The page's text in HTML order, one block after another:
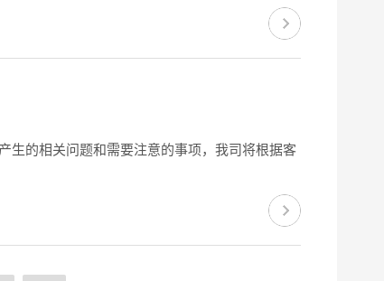
生的相关问题和需要注意的事项，我司将根据客